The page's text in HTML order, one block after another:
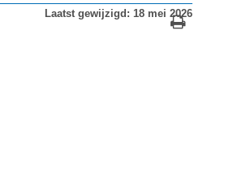
Laatst gewijzigd: 18 mei 2026